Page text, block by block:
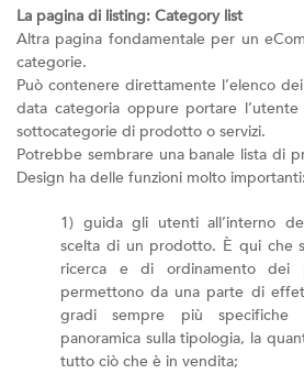
La pagina di listing: Category list
Altra pagina fondamentale per un
categorie.
Può contenere direttamente l’elenco
data categoria oppure portare
sottocategorie di prodotto o servizi.
Potrebbe sembrare una banale lista di
Design ha delle funzioni molto importanti:
1) guida gli utenti all’interno
scelta di un prodotto. È qui che
ricerca e di ordinamento dei
permettono da una parte di
gradi sempre più specifiche
panoramica sulla tipologia, la
tutto ciò che è in vendita;